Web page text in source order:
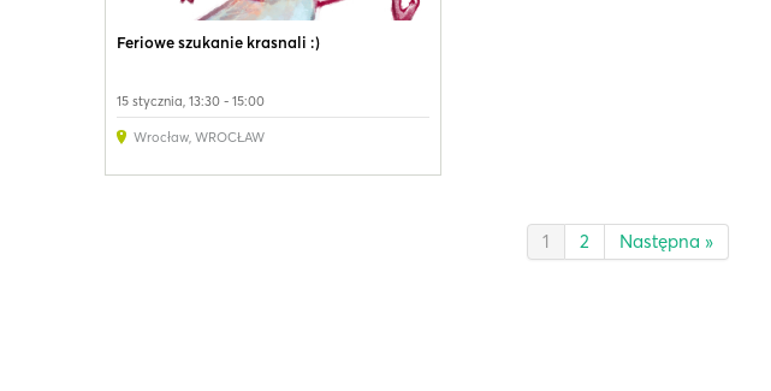
Feriowe szukanie krasnali :)
15 stycznia, 13:30 - 15:00
Wrocław, WROCŁAW
1 2 Następna »